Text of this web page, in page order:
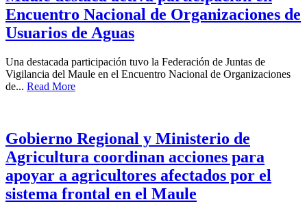
Encuentro Nacional de Organizaciones de
Usuarios de Aguas
Una destacada participación tuvo la Federación de Juntas de
Vigilancia del Maule en el Encuentro Nacional de Organizaciones
de... Read More
Gobierno Regional y Ministerio de
Agricultura coordinan acciones para
apoyar a agricultores afectados por el
sistema frontal en el Maule